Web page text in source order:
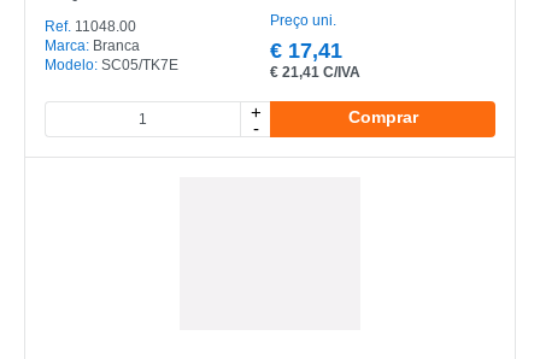
Ref. 11048.00
Marca: Branca
Modelo: SC05/TK7E
Preço uni.
€ 17,41
€ 21,41 C/IVA
+
-
Comprar